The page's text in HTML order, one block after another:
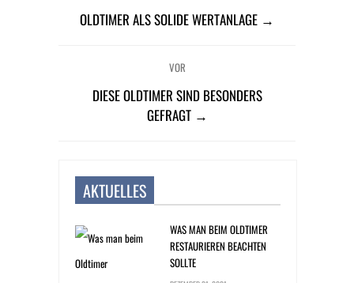
OLDTIMER ALS SOLIDE WERTANLAGE →
VOR
DIESE OLDTIMER SIND BESONDERS
GEFRAGT →
AKTUELLES
WAS MAN BEIM OLDTIMER
RESTAURIEREN BEACHTEN
SOLLTE